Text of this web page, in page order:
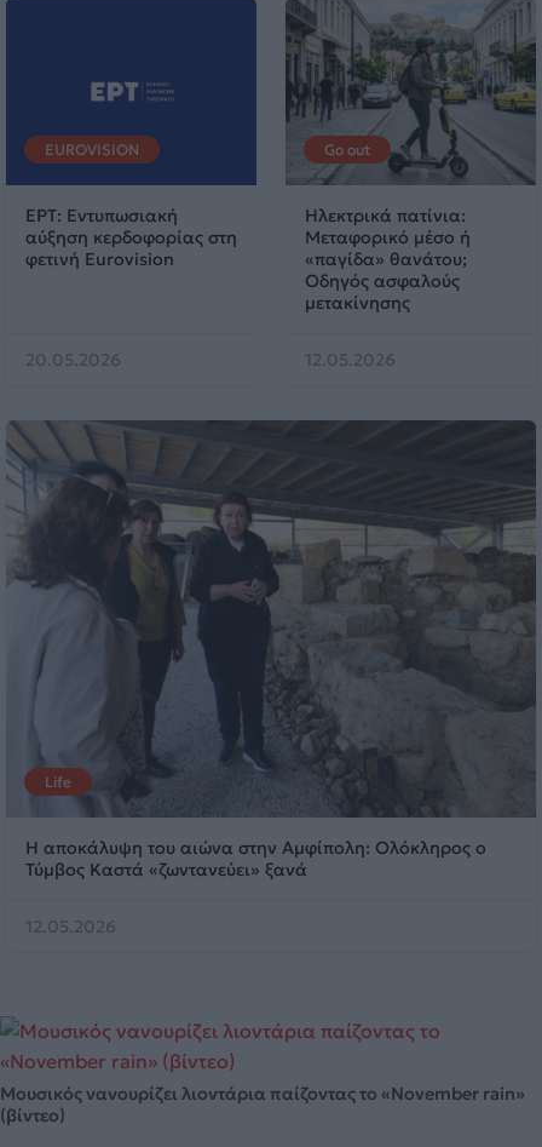
EUROVISION
ΕΡΤ: Εντυπωσιακή
αύξηση κερδοφορίας στη
φετινή Eurovision
20.05.2026
Go out
Ηλεκτρικά πατίνια:
Μεταφορικό μέσο ή
«παγίδα» θανάτου;
Οδηγός ασφαλούς
μετακίνησης
12.05.2026
Life
Η αποκάλυψη του αιώνα στην Αμφίπολη: Ολόκληρος ο
Τύμβος Καστά «ζωντανεύει» ξανά
12.05.2026
Μουσικός νανουρίζει λιοντάρια παίζοντας το «November rain»
(βίντεο)